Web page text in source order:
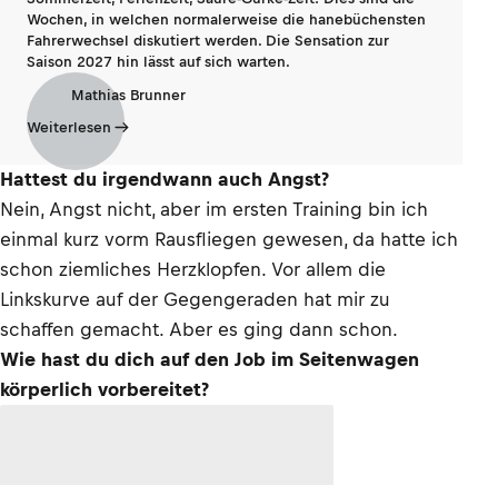
Wochen, in welchen normalerweise die hanebüchensten
Fahrerwechsel diskutiert werden. Die Sensation zur
Saison 2027 hin lässt auf sich warten.
Mathias Brunner
Weiterlesen
Hattest du irgendwann auch Angst?
Nein, Angst nicht, aber im ersten Training bin ich
einmal kurz vorm Rausfliegen gewesen, da hatte ich
schon ziemliches Herzklopfen. Vor allem die
Linkskurve auf der Gegengeraden hat mir zu
schaffen gemacht. Aber es ging dann schon.
Wie hast du dich auf den Job im Seitenwagen
körperlich vorbereitet?